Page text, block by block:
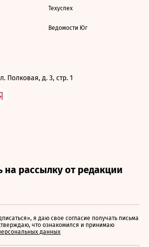
Техуспех
Ведомости Юг
Полковая, д. 3, стр. 1
я даю свое согласие получать письма
что ознакомился и принимаю
данных